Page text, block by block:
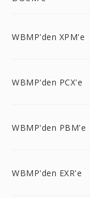
WBMP'den XPM'e
WBMP'den PCX'e
WBMP'den PBM'e
WBMP'den EXR'e